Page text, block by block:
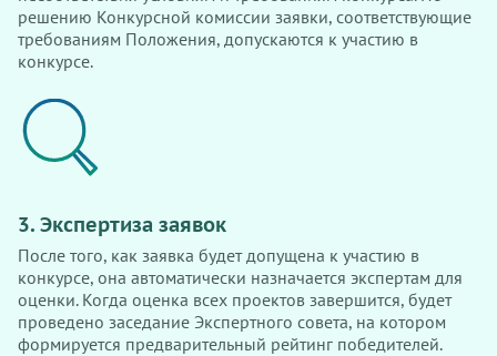
решению Конкурсной комиссии заявки, соответствующие
требованиям Положения, допускаются к участию в
конкурсе.
3. Экспертиза заявок
После того, как заявка будет допущена к участию в
конкурсе, она автоматически назначается экспертам для
оценки. Когда оценка всех проектов завершится, будет
проведено заседание Экспертного совета, на котором
формируется предварительный рейтинг победителей.